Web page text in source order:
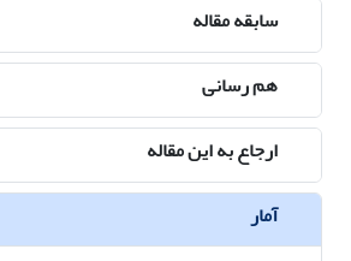
سابقه مقاله
هم رسانی
ارجاع به این مقاله
آمار